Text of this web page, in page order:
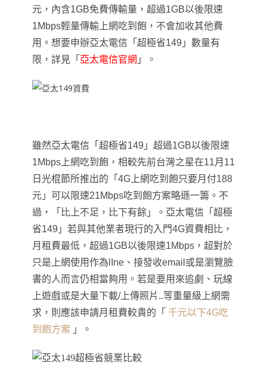
元，內含1GB免費傳輸量，超過1GB以後限速
1Mbps輕量傳輸上網吃到飽，不會加收其他費
用。 想要申辦亞太電信 「 超極省149 」 數量有
限 ， 詳見 「 亞太電信官網 」 。
雖然亞太電信 「 超極省149 」 超過1GB以後限速
1Mbps上網吃到飽 ， 相較先前台灣之星在11月11
日光棍節所推出的「4G上網吃到飽只要月付188
元」可以限速21Mbps吃到飽方案略遜一籌 。不
過 ， 「 比上不足 ， 比下有餘 」 。 亞太電信 「 超極
省149 」 若與其他業者現行的入門4G資費相比 ，
月租費最低 ， 超過1GB以後限速1Mbps ， 超對於
只是上網使用作為lIne 、接發收email或是瀏覽臉
書的人而言仍相當夠用 。若是要用來追劇 、玩線
上遊戲或是大量下載/上傳照片..等重量級上網需
求 ， 則應該申請月租費較貴的 「 千元以下4G吃
到飽方案 」 。